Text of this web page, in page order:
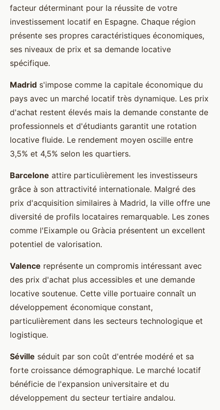
facteur déterminant pour la réussite de votre
investissement locatif en Espagne. Chaque région
présente ses propres caractéristiques économiques,
ses niveaux de prix et sa demande locative
spécifique.
Madrid s'impose comme la capitale économique du
pays avec un marché locatif très dynamique. Les prix
d'achat restent élevés mais la demande constante de
professionnels et d'étudiants garantit une rotation
locative fluide. Le rendement moyen oscille entre
3,5% et 4,5% selon les quartiers.
Barcelone attire particulièrement les investisseurs
grâce à son attractivité internationale. Malgré des
prix d'acquisition similaires à Madrid, la ville offre une
diversité de profils locataires remarquable. Les zones
comme l'Eixample ou Gràcia présentent un excellent
potentiel de valorisation.
Valence représente un compromis intéressant avec
des prix d'achat plus accessibles et une demande
locative soutenue. Cette ville portuaire connaît un
développement économique constant,
particulièrement dans les secteurs technologique et
logistique.
Séville séduit par son coût d'entrée modéré et sa
forte croissance démographique. Le marché locatif
bénéficie de l'expansion universitaire et du
développement du secteur tertiaire andalou.